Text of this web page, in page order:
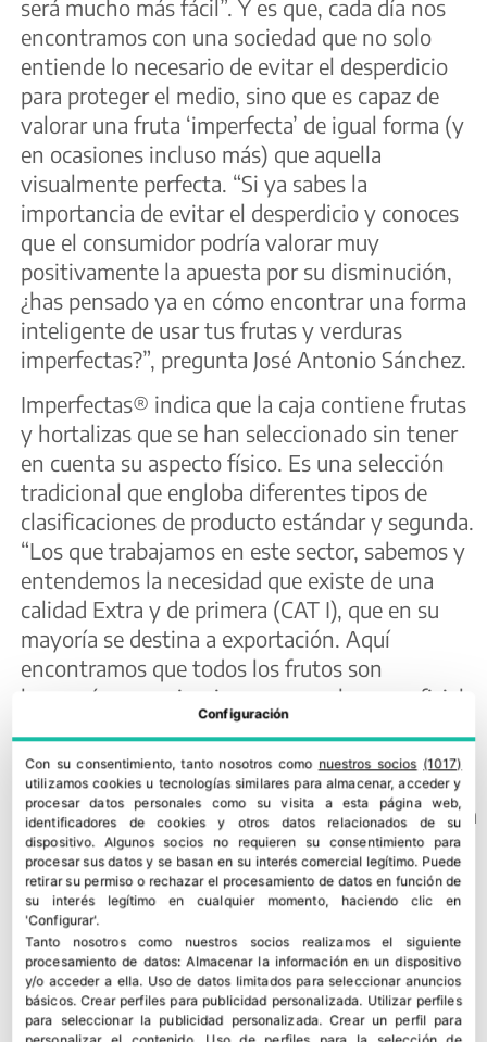
será mucho más fácil”. Y es que, cada día nos
encontramos con una sociedad que no solo
entiende lo necesario de evitar el desperdicio
para proteger el medio, sino que es capaz de
valorar una fruta ‘imperfecta’ de igual forma (y
en ocasiones incluso más) que aquella
visualmente perfecta. “Si ya sabes la
importancia de evitar el desperdicio y conoces
que el consumidor podría valorar muy
positivamente la apuesta por su disminución,
¿has pensado ya en cómo encontrar una forma
inteligente de usar tus frutas y verduras
imperfectas?”, pregunta José Antonio Sánchez.
Imperfectas® indica que la caja contiene frutas
y hortalizas que se han seleccionado sin tener
en cuenta su aspecto físico. Es una selección
tradicional que engloba diferentes tipos de
clasificaciones de producto estándar y segunda.
“Los que trabajamos en este sector, sabemos y
entendemos la necesidad que existe de una
calidad Extra y de primera (CAT I), que en su
mayoría se destina a exportación. Aquí
encontramos que todos los frutos son
homogéneos y sin ninguna mancha superficial
tal y como exige la gran distribución, pero si
analizamos el global de la cosecha podemos
observar que existe un buen porcentaje de
productos estándar y de segunda, destinando la
mayoría a mercado nacional y HORECA,
envasados normalmente en caja negra, es decir,
sin marca”.
Cualquier comercializadora o cooperativa de
agricultores puede solicitar el uso de la marca
registrada y sus envases necesarios adaptados
a sus productos, y es que una marca conocida
Configuración
Con su consentimiento, tanto nosotros como nuestros socios (1017)
utilizamos cookies u tecnologías similares para almacenar, acceder y
procesar datos personales como su visita a esta página web,
identificadores de cookies y otros datos relacionados de su
dispositivo. Algunos socios no requieren su consentimiento para
procesar sus datos y se basan en su interés comercial legítimo. Puede
retirar su permiso o rechazar el procesamiento de datos en función de
su interés legítimo en cualquier momento, haciendo clic en
'Configurar'.
Tanto nosotros como nuestros socios realizamos el siguiente
procesamiento de datos:Almacenar la información en un dispositivo
y/o acceder a ella. Uso de datos limitados para seleccionar anuncios
básicos.Crear perfiles para publicidad personalizada. Utilizar perfiles
para seleccionar la publicidad personalizada.Crear un perfil para